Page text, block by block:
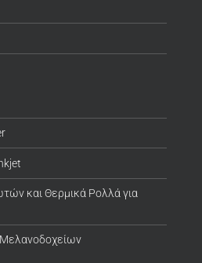
και Θερμικά Ρολλά για